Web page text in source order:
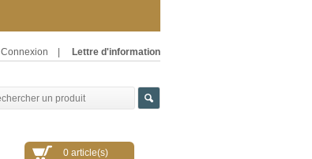
Connexion Lettre d'information
0 article(s)